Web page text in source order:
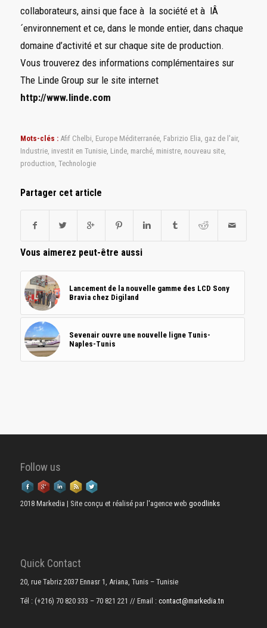
collaborateurs, ainsi que face à la société et à lÂ
´environnement et ce, dans le monde entier, dans chaque
domaine d’activité et sur chaque site de production.
Vous trouverez des informations complémentaires sur
The Linde Group sur le site internet
http://www.linde.com
Mots-clés : Afif Chelbi, Europe Méditerranée, Fabrizio Elia, gaz de l'air,
Industrie, investit en Tunisie, Linde, marché, ministre, nouveau site,
production, Technologie
Partager cet article
Vous aimerez peut-être aussi
Lancement de la nouvelle gamme des LCD Sony
Bravia chez Digiland
Sevenair ouvre une nouvelle ligne Tunis-
Naples-Tunis
Follow us
2018 Markedia | Site conçu et réalisé par l'agence web goodlinks
Quick Contact
20, rue Tabriz 2037 Ennasr 1, Ariana, Tunis – Tunisie
Tél : (+216) 70 820 333 – 70 821 221 // Email : contact@markedia.tn